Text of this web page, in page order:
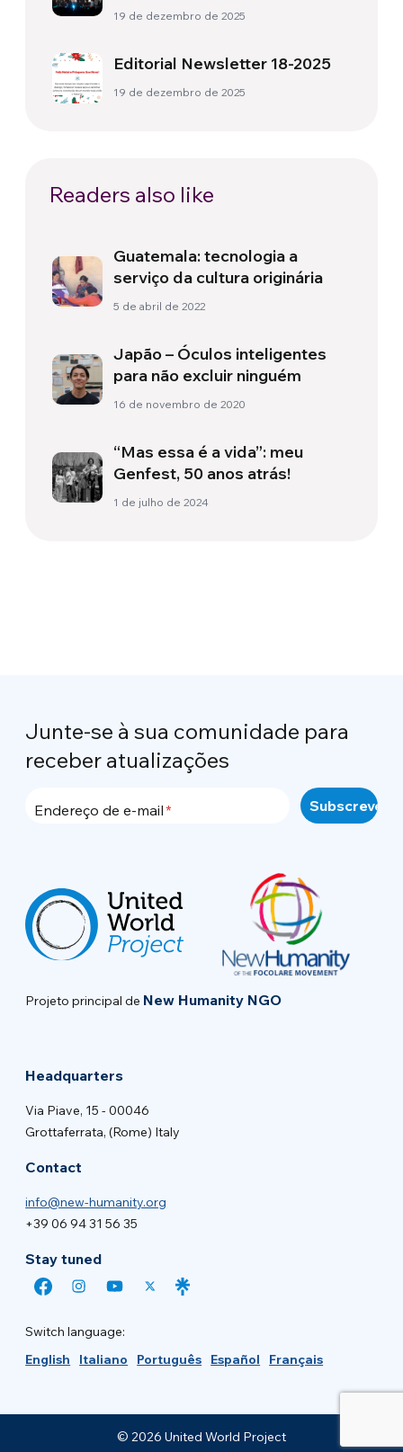
Festival como ferramenta de
19 de dezembro de 2025
Editorial Newsletter 18-2025
19 de dezembro de 2025
Readers also like
Guatemala: tecnologia a
serviço da cultura originária
5 de abril de 2022
Japão – Óculos inteligentes
para não excluir ninguém
16 de novembro de 2020
“Mas essa é a vida”: meu
Genfest, 50 anos atrás!
1 de julho de 2024
Junte-se à sua comunidade para
receber atualizações
Endereço de e-mail
Projeto principal de New Humanity NGO
Headquarters
Via Piave, 15 - 00046
Grottaferrata, (Rome) Italy
Contact
info@new-humanity.org
+39 06 94 31 56 35
Stay tuned
Switch language:
English
Italiano Português Español Français
© 2026 United World Project